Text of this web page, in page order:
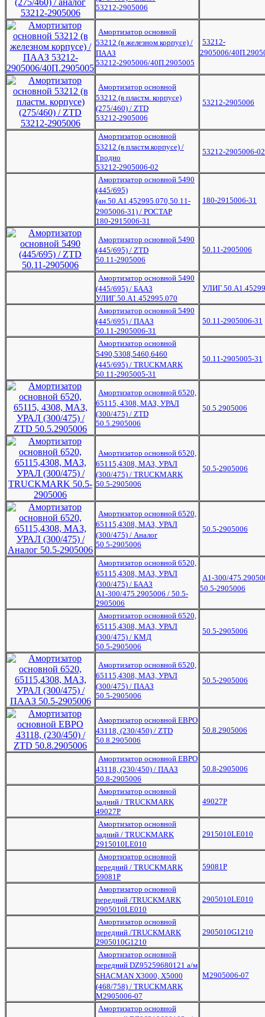
53212-2905006
Амортизатор основной
53212 (в железном корпусе) /
ПААЗ
53212-2905006/40П.2905005
53212-
2905006/
Амортизатор основной
53212 (в пластм. корпусе)
(275/460) / ZTD
53212-2905006
53212-2905006
Амортизатор основной
53212 (в пластм.корпусе) /
Гродно
53212-2905006-02
53212-2905006-02
Амортизатор основной 5490
(445/695)
(ан.50.А1.452995.070,50.11-
2905006-31) / РОСТАР
180-2915006-31
180-2915006-31
Амортизатор основной 5490
(445/695) / ZTD
50.11-2905006
50.11-2905006
Амортизатор основной 5490
(445/695) / БААЗ
УЛИГ.50.А1.452995.070
Амортизатор основной 5490
(445/695) / ПААЗ
50.11-2905006-31
50.11-2905006-31
Амортизатор основной
5490,5308,5460,6460
(445/695) / TRUCKMARK
50.11-2905005-31
50.11-2905005-31
Амортизатор основной 6520,
65115, 4308, МАЗ, УРАЛ
(300/475) / ZTD
50.5.2905006
50.5.2905006
Амортизатор основной 6520,
65115,4308, МАЗ, УРАЛ
(300/475) / TRUCKMARK
50.5-2905006
50.5-2905006
Амортизатор основной 6520,
65115,4308, МАЗ, УРАЛ
(300/475) / Аналог
50.5-2905006
50.5-2905006
Амортизатор основной 6520,
65115,4308, МАЗ, УРАЛ
(300/475) / БААЗ
А1-300/475.2905006 / 50.5-
2905006
А1-300/
50.5-2905006
Амортизатор основной 6520,
65115,4308, МАЗ, УРАЛ
(300/475) / КМД
50.5-2905006
50.5-2905006
Амортизатор основной 6520,
65115,4308, МАЗ, УРАЛ
(300/475) / ПААЗ
50.5-2905006
50.5-2905006
Амортизатор основной ЕВРО
43118, (230/450) / ZTD
50.8.2905006
50.8.2905006
Амортизатор основной ЕВРО
43118, (230/450) / ПААЗ
50.8-2905006
50.8-2905006
Амортизатор основной
задний / TRUCKMARK
49027P
49027P
Амортизатор основной
задний / TRUCKMARK
2915010LE010
2915010LE010
Амортизатор основной
передний / TRUCKMARK
59081P
59081P
Амортизатор основной
передний /TRUCKMARK
2905010LE010
2905010LE010
Амортизатор основной
передний /TRUCKMARK
2905010G1210
2905010G1210
Амортизатор основной
передний DZ95259680121 а/м
SHACMAN X3000, Х5000
(468/758) / TRUCKMARK
M2905006-07
M2905006-07
Амортизатор основной